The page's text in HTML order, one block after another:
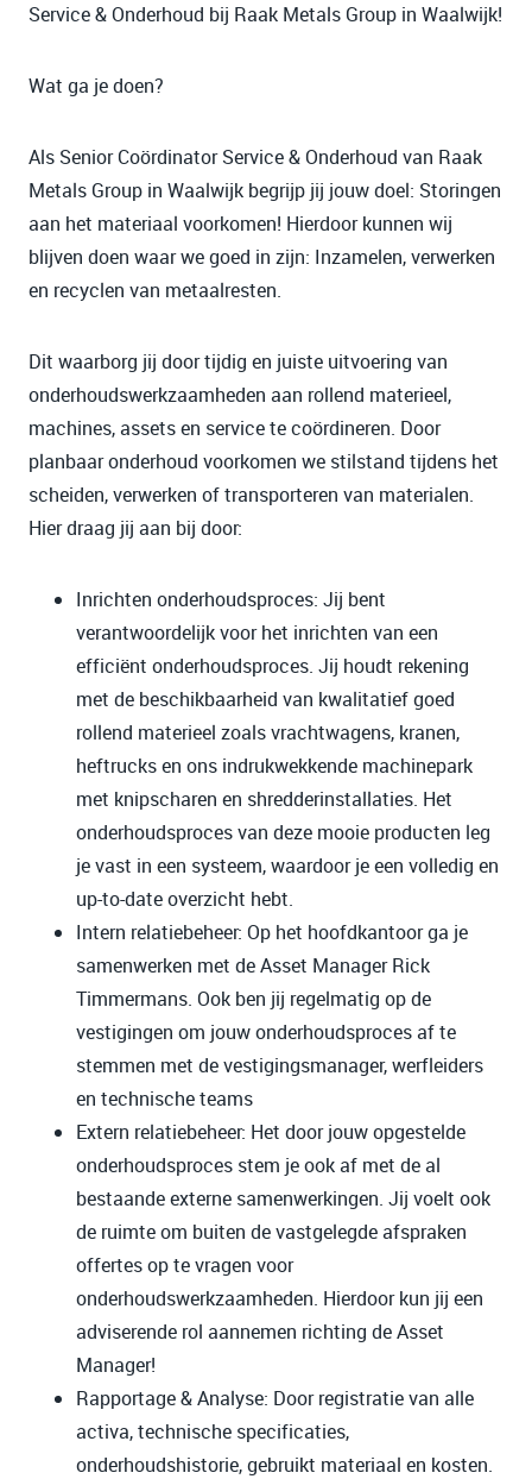
Service & Onderhoud bij Raak Metals Group in Waalwijk!
Wat ga je doen?
Als Senior Coördinator Service & Onderhoud van Raak
Metals Group in Waalwijk begrijp jij jouw doel: Storingen
aan het materiaal voorkomen! Hierdoor kunnen wij
blijven doen waar we goed in zijn: Inzamelen, verwerken
en recyclen van metaalresten.
Dit waarborg jij door tijdig en juiste uitvoering van
onderhoudswerkzaamheden aan rollend materieel,
machines, assets en service te coördineren. Door
planbaar onderhoud voorkomen we stilstand tijdens het
scheiden, verwerken of transporteren van materialen.
Hier draag jij aan bij door:
Inrichten onderhoudsproces: Jij bent
verantwoordelijk voor het inrichten van een
efficiënt onderhoudsproces. Jij houdt rekening
met de beschikbaarheid van kwalitatief goed
rollend materieel zoals vrachtwagens, kranen,
heftrucks en ons indrukwekkende machinepark
met knipscharen en shredderinstallaties. Het
onderhoudsproces van deze mooie producten leg
je vast in een systeem, waardoor je een volledig en
up-to-date overzicht hebt.
Intern relatiebeheer: Op het hoofdkantoor ga je
samenwerken met de Asset Manager Rick
Timmermans. Ook ben jij regelmatig op de
vestigingen om jouw onderhoudsproces af te
stemmen met de vestigingsmanager, werfleiders
en technische teams
Extern relatiebeheer: Het door jouw opgestelde
onderhoudsproces stem je ook af met de al
bestaande externe samenwerkingen. Jij voelt ook
de ruimte om buiten de vastgelegde afspraken
offertes op te vragen voor
onderhoudswerkzaamheden. Hierdoor kun jij een
adviserende rol aannemen richting de Asset
Manager!
Rapportage & Analyse: Door registratie van alle
activa, technische specificaties,
onderhoudshistorie, gebruikt materiaal en kosten.